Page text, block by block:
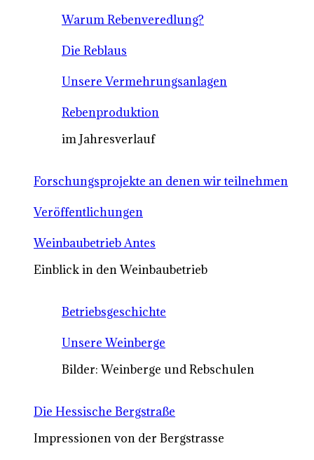
Warum Rebenveredlung?
Die Reblaus
Unsere Vermehrungsanlagen
Rebenproduktion
im Jahresverlauf
Forschungsprojekte an denen wir teilnehmen
Veröffentlichungen
Weinbaubetrieb Antes
Einblick in den Weinbaubetrieb
Betriebsgeschichte
Unsere Weinberge
Bilder: Weinberge und Rebschulen
Die Hessische Bergstraße
Impressionen von der Bergstrasse